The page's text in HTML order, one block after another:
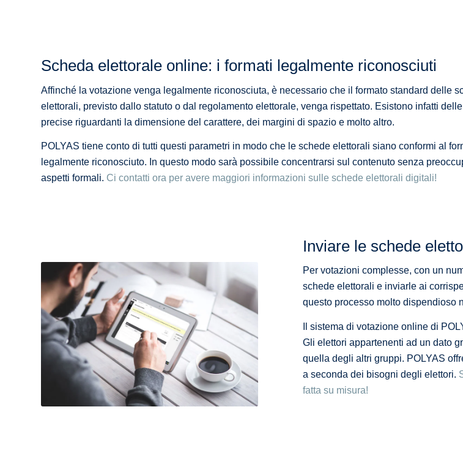
Scheda elettorale online: i formati legalmente riconosciuti
Affinché la votazione venga legalmente riconosciuta, è necessario che il formato standard delle
elettorali, previsto dallo statuto o dal regolamento elettorale, venga rispettato. Esistono infatti
precise riguardanti la dimensione del carattere, dei margini di spazio e molto altro.
POLYAS tiene conto di tutti questi parametri in modo che le schede elettorali siano conformi al
legalmente riconosciuto. In questo modo sarà possibile concentrarsi sul contenuto senza
aspetti formali. Ci contatti ora per avere maggiori informazioni sulle schede elettorali digitali!
Inviare le schede
Per votazioni complesse, con un
schede elettorali e inviarle ai
questo processo molto dispendioso
Il sistema di votazione online di
Gli elettori appartenenti ad un dato
quella degli altri gruppi. POLYAS
a seconda dei bisogni degli elettori.
fatta su misura!